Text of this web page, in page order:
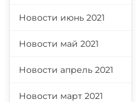
Новости июнь 2021
Новости май 2021
Новости апрель 2021
Новости март 2021